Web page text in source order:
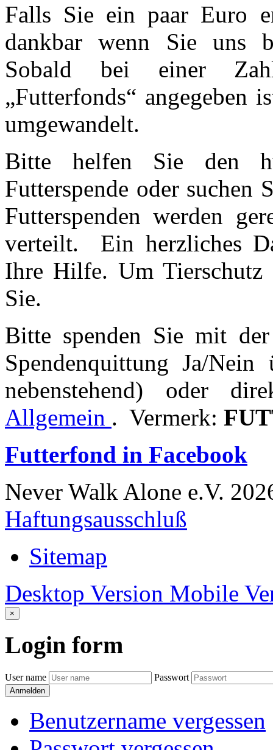
Falls Sie ein paar Euro
dankbar wenn Sie uns
Sobald bei einer
„Futterfonds“ angegeben
umgewandelt.
Bitte helfen Sie den
Futterspende oder suchen
Futterspenden werden
verteilt. Ein herzliches
Ihre Hilfe. Um
Sie.
Bitte spenden Sie mit
Spendenquittung Ja/
nebenstehend) oder
Allgemein . Vermerk:
Futterfond in Facebook
Never Walk Alone e.V.
Haftungsausschluß
Sitemap
Desktop Version Mobile
×
Login form
User name Passwort
Anmelden
Benutzername vergessen